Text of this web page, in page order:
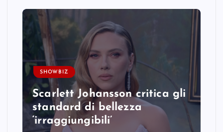
SHOWBIZ
Scarlett Johansson critica gli
standard di bellezza
‘irraggiungibili’